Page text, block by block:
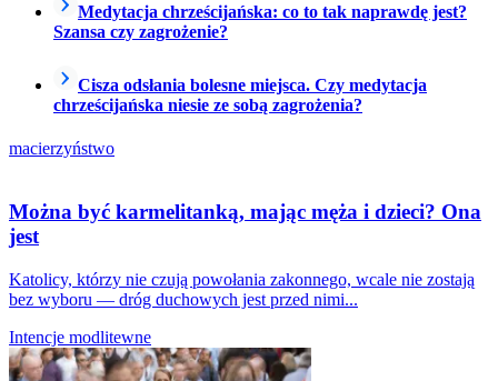
Medytacja chrześcijańska: co to tak naprawdę jest?
Szansa czy zagrożenie?
Cisza odsłania bolesne miejsca. Czy medytacja
chrześcijańska niesie ze sobą zagrożenia?
macierzyństwo
Można być karmelitanką, mając męża i dzieci? Ona
jest
Katolicy, którzy nie czują powołania zakonnego, wcale nie zostają
bez wyboru — dróg duchowych jest przed nimi...
Intencje modlitewne